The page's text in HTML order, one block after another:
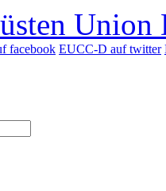
Union
facebook EUCC-D auf twitter